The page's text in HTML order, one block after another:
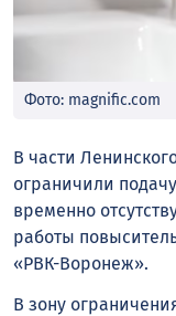
Фото: magnific.com
В части
ограничили
временно
работы
«РВК-Воронеж».
В зону